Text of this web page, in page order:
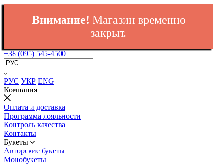
Внимание! Магазин временно
закрыт.
+38 (095) 545-4500
РУС УКР ENG
Компания
Оплата и доставка
Программа лояльности
Контроль качества
Контакты
Букеты
Авторские букеты
Монобукеты